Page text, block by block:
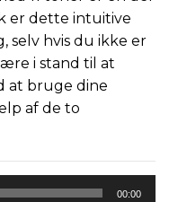
er dette intuitive
selv hvis du ikke er
i stand til at
at bruge dine
af de to
00:00